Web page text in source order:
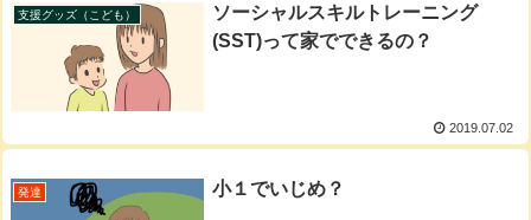
支援グッズ（こども）
ソーシャルスキルトレーニング
(SST)って家でできるの？
2019.07.02
発達 小１でいじめ？